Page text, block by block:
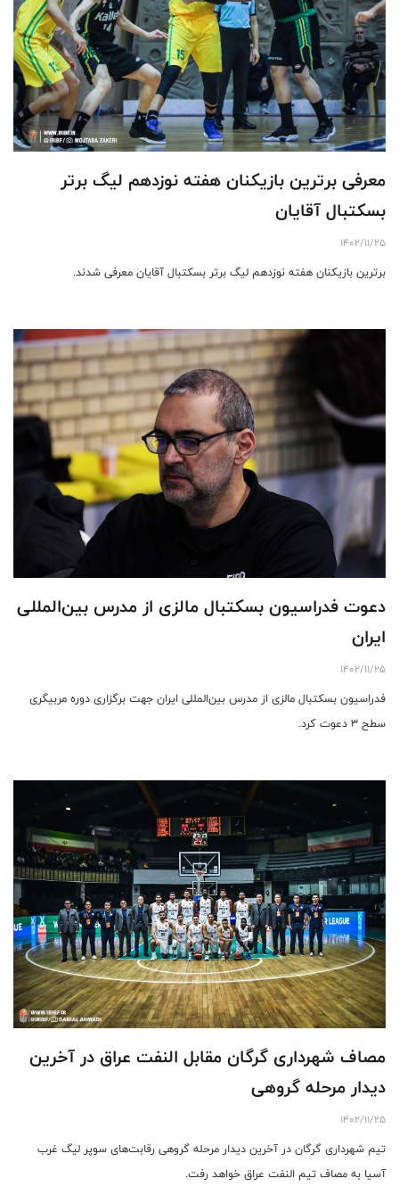
معرفی برترین بازیکنان هفته نوزدهم لیگ برتر
بسکتبال آقایان
1402/11/25
برترین بازیکنان هفته نوزدهم لیگ برتر بسکتبال آقایان معرفی شدند.
دعوت فدراسیون بسکتبال مالزی از مدرس بین‌المللی
ایران
1402/11/25
فدراسیون بسکتبال مالزی از مدرس بین‌المللی ایران جهت برگزاری دوره مربیگری
سطح 3 دعوت کرد.
مصاف شهرداری گرگان مقابل النفت عراق در آخرین
دیدار مرحله گروهی
1402/11/25
تیم شهرداری گرگان در آخرین دیدار مرحله گروهی رقابت‌های سوپر لیگ غرب
آسیا به مصاف تیم النفت عراق خواهد رفت.